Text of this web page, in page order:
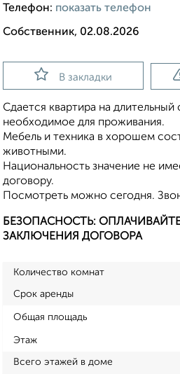
Телефон: показать телефон
Собственник, 02.08.2026
В закладки
Сдается квартира на длительный
необходимое для проживания.
Мебель и техника в хорошем
животными.
Национальность значение не
договору.
Посмотреть можно сегодня.
БЕЗОПАСНОСТЬ:
ЗАКЛЮЧЕНИЯ ДОГОВОРА
Количество комнат
Срок аренды
Общая площадь
Этаж
Всего этажей в доме